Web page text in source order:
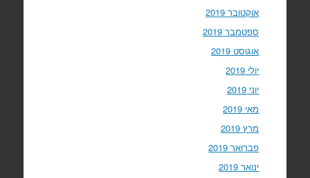
אוקטובר 2019
ספטמבר 2019
אוגוסט 2019
יולי 2019
יוני 2019
מאי 2019
מרץ 2019
פברואר 2019
ינואר 2019